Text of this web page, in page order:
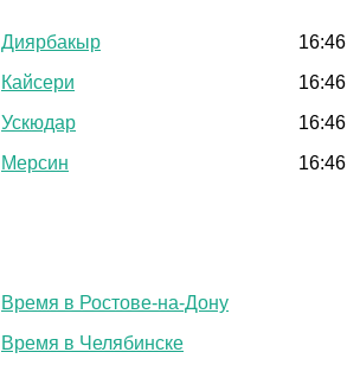
Диярбакыр 16:46
Кайсери
16:46
Ускюдар
16:46
Мерсин
16:46
Время в Ростове-на-Дону
Время в Челябинске